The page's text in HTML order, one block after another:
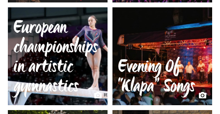
European
championships
in artistic
gymnastics
Evening Of
“Klapa” Songs